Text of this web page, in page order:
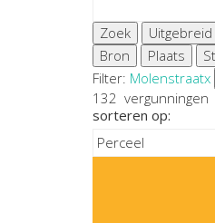
Zoek
Bron
Plaats
Filter: Molenstraatx
132 vergunningen
sorteren op: